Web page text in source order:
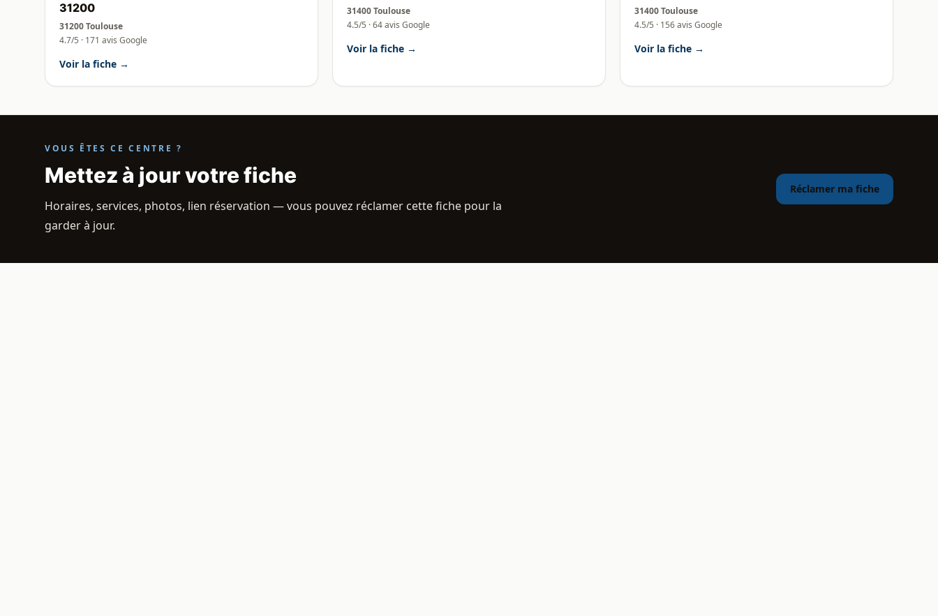
31200
31200 Toulouse
4.7/5 · 171 avis Google
Voir la fiche →
31400 Toulouse
4.5/5 · 64 avis Google
Voir la fiche →
31400 Toulouse
4.5/5 · 156 avis Google
Voir la fiche →
VOUS ÊTES CE CENTRE ?
Mettez à jour votre fiche
Horaires, services, photos, lien réservation — vous pouvez réclamer cette fiche pour la
garder à jour.
Réclamer ma fiche